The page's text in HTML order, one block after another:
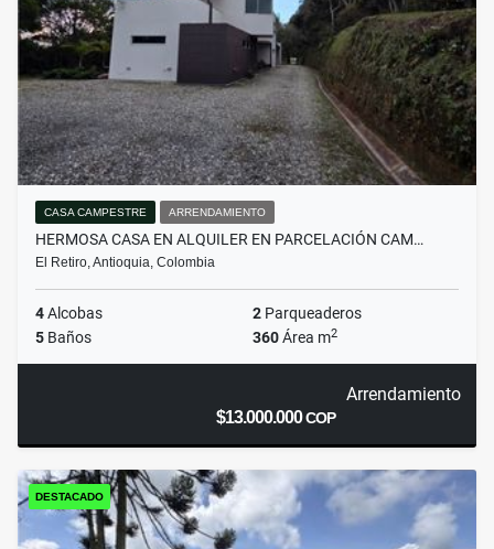
CASA CAMPESTRE ARRENDAMIENTO
HERMOSA CASA EN ALQUILER EN PARCELACIÓN CAM…
El Retiro, Antioquia, Colombia
4Alcobas 2 Parqueaderos
5 Baños 360Área m2
Arrendamiento
$13.000.000COP
DESTACADO